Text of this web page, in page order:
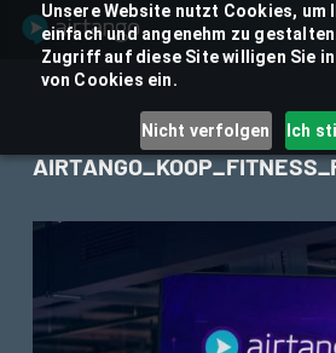
Unsere Website nutzt Cookies, um
einfach und angenehm zu
Zugriff auf diese Site willigen Sie
von Cookies ein.
Nicht verfolgen Ich
Skip
content